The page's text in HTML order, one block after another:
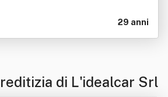
29 anni
di L'idealcar Srl